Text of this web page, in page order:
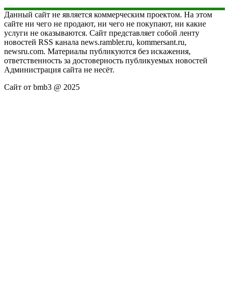
Данный сайт не является коммерческим проектом. На этом
сайте ни чего не продают, ни чего не покупают, ни какие
услуги не оказываются. Сайт представляет собой ленту
новостей RSS канала news.rambler.ru, kommersant.ru,
newsru.com. Материалы публикуются без искажения,
ответственность за достоверность публикуемых новостей
Администрация сайта не несёт.
Сайт от bmb3 @ 2025